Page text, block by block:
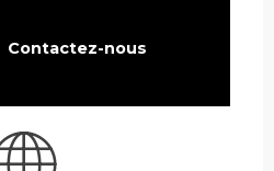
Contactez-nous